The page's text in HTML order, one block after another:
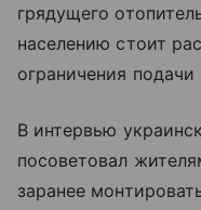
грядущего
населению стоит
ограничения подачи
В интервью
посоветовал
заранее